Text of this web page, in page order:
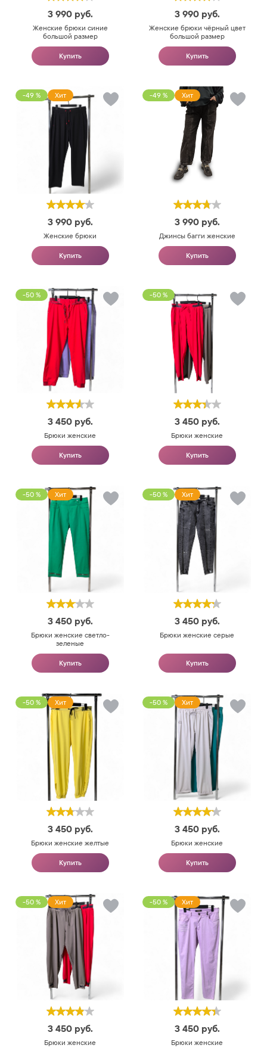
3 990 руб.
Женские брюки синие
большой размер
Купить
3 990 руб.
Женские брюки чёрный цвет
большой размер
Купить
-49 % Хит
3 990 руб.
Женские брюки
Купить
-49 % Хит
3 990 руб.
Джинсы багги женские
Купить
-50 %
3 450 руб.
Брюки женские
Купить
-50 %
3 450 руб.
Брюки женские
Купить
-50 % Хит
3 450 руб.
Брюки женские светло-
зеленые
Купить
-50 % Хит
3 450 руб.
Брюки женские серые
Купить
-50 % Хит
3 450 руб.
Брюки женские желтые
Купить
-50 % Хит
3 450 руб.
Брюки женские
Купить
-50 % Хит
3 450 руб.
Брюки женские
-50 % Хит
3 450 руб.
Брюки женские